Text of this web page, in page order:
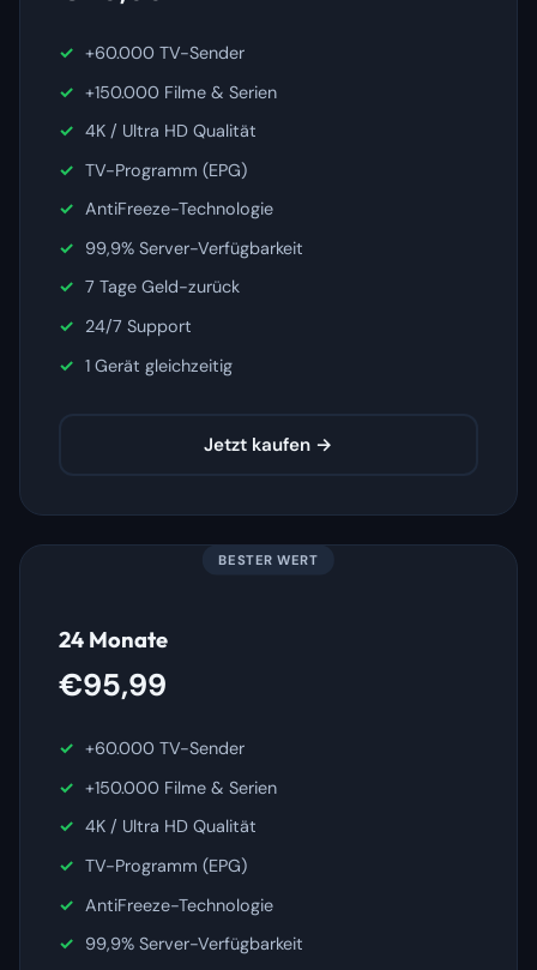
+60.000 TV-Sender
+150.000 Filme & Serien
4K / Ultra HD Qualität
TV-Programm (EPG)
AntiFreeze-Technologie
99,9% Server-Verfügbarkeit
7 Tage Geld-zurück
24/7 Support
1 Gerät gleichzeitig
Jetzt kaufen →
BESTER WERT
24 Monate
€95,99
+60.000 TV-Sender
+150.000 Filme & Serien
4K / Ultra HD Qualität
TV-Programm (EPG)
AntiFreeze-Technologie
99,9% Server-Verfügbarkeit